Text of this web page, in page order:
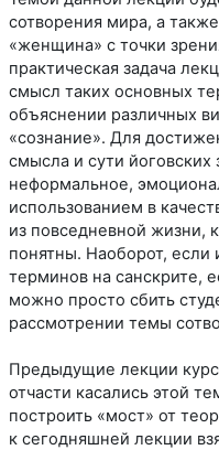
сотворения мира, а
«женщина» с точки
практическая задача
смысл таких основных
объяснении различных
«сознание». Для
смысла и сути
неформальное,
использованием в
из повседневной жизни,
понятны. Наоборот, если
терминов на санскрите,
можно просто сбить
рассмотрении темы
Предыдущие лекции
отчасти касались этой
построить «мост» от
к сегодняшней лекции